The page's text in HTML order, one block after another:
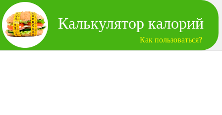
Калькулятор калорий
Как пользоваться?